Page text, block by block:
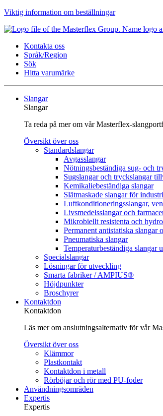
Viktig information om beställningar
Kontakta oss
Språk/Region
Sök
Hitta varumärke
Slangar
Slangar
Ta reda på mer om vår Masterflex-
Översikt över oss
Standardslangar
Avgasslangar
Nötningsbeständiga sug- och
Sugslangar och tryckslangar
Kemikaliebeständiga slangar
Slätmaskade slangar för
Luftkonditioneringsslangar,
Livsmedelsslangar och
Mikrobiellt resistenta och
Permanent antistatiska slangar
Pneumatiska slangar
Temperaturbeständiga slangar
Specialslangar
Lösningar för utveckling
Smarta fabriker / AMPIUS®
Höjdpunkter
Broschyrer
Kontaktdon
Kontaktdon
Läs mer om anslutningsalternativ för vår
Översikt över oss
Klämmor
Plastkontakt
Kontaktdon i metall
Rörböjar och rör med PU-foder
Användningsområden
Expertis
Expertis